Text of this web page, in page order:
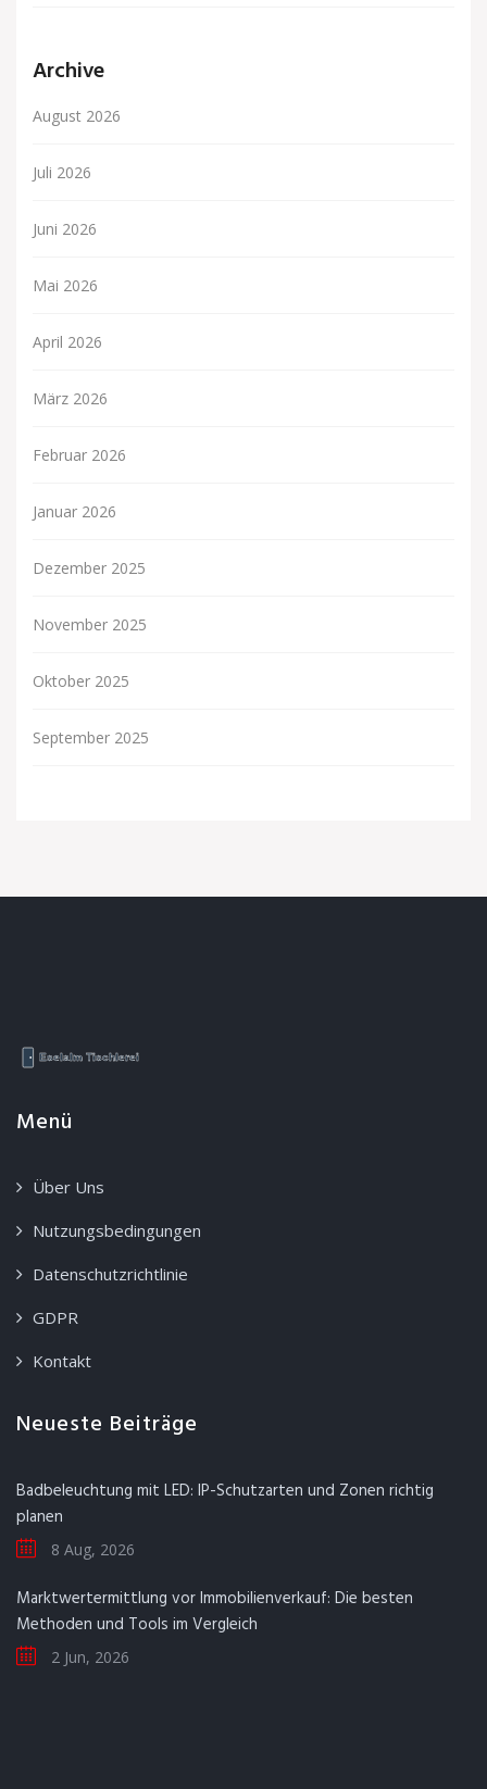
Archive
August 2026
Juli 2026
Juni 2026
Mai 2026
April 2026
März 2026
Februar 2026
Januar 2026
Dezember 2025
November 2025
Oktober 2025
September 2025
Menü
Über Uns
Nutzungsbedingungen
Datenschutzrichtlinie
GDPR
Kontakt
Neueste Beiträge
Badbeleuchtung mit LED: IP-Schutzarten und Zonen richtig
planen
8 Aug, 2026
Marktwertermittlung vor Immobilienverkauf: Die besten
Methoden und Tools im Vergleich
2 Jun, 2026